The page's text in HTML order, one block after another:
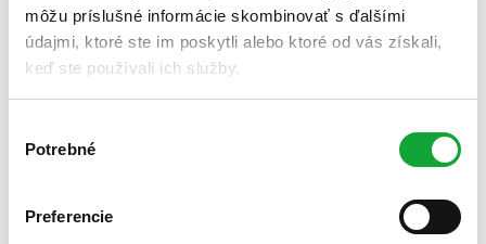
môžu príslušné informácie skombinovať s ďalšími
údajmi, ktoré ste im poskytli alebo ktoré od vás získali,
keď ste používali ich služby.
súhlasu
Potrebné
Preferencie